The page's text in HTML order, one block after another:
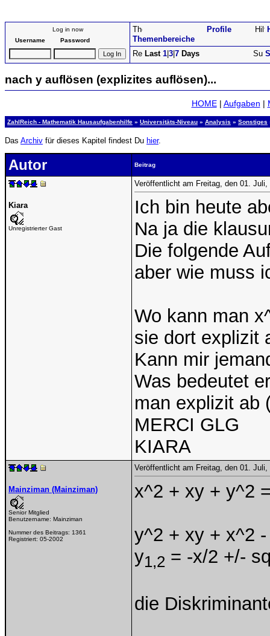
Log in now
Username
Password Themenbereiche
Profile
Last 1 3 7 Days
nach y auflösen (explizites auflösen)...
HOME| Aufgaben |
ZahlReich - Mathematik Hausaufgabenhilfe » Universitäts-Niveau » Analysis » Sonstiges
Das Archiv für dieses Kapitel findest Du hier.
Autor Beitrag
Kiara
Unregistrierter Gast
Veröffentlicht am Freitag, den 01.
Ich bin heute
Na ja die
Die folgende
aber wie muss
Wo kann man
sie dort explizit
Kann mir
Was bedeutet
man explizit ab
MERCI GLG
KIARA
Mainziman (Mainziman)
Senior Mitglied
Benutzername: Mainziman
Nummer des Beitrags: 1361
Registriert: 05-2002
Veröffentlicht am Freitag, den 01.
x^2 + xy + y^2
y^2 + xy + x^2
y1,2 = -x/2 +/-
die